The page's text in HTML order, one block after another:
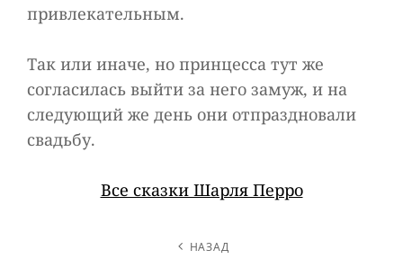
привлекательным.
Так или иначе, но принцесса тут же
согласилась выйти за него замуж, и на
следующий же день они отпраздновали
свадьбу.
Все сказки Шарля Перро
НАЗАД